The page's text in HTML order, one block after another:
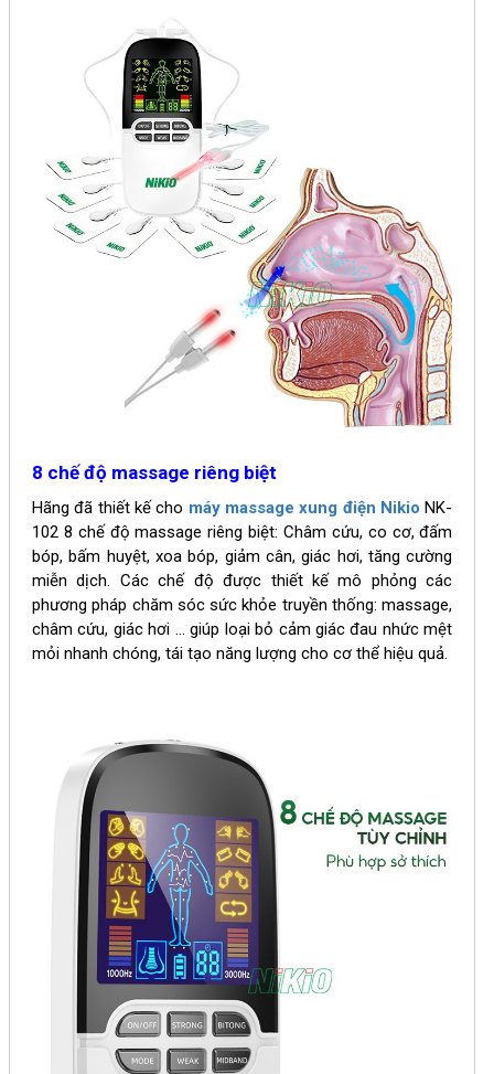
8 chế độ massage riêng biệt
Hãng đã thiết kế cho máy massage xung điện Nikio NK-
102 8 chế độ massage riêng biệt: Châm cứu, co cơ, đấm
bóp, bấm huyệt, xoa bóp, giảm cân, giác hơi, tăng cường
miễn dịch. Các chế độ được thiết kế mô phỏng các
phương pháp chăm sóc sức khỏe truyền thống: massage,
châm cứu, giác hơi ... giúp loại bỏ cảm giác đau nhức mệt
mỏi nhanh chóng, tái tạo năng lượng cho cơ thể hiệu quả.